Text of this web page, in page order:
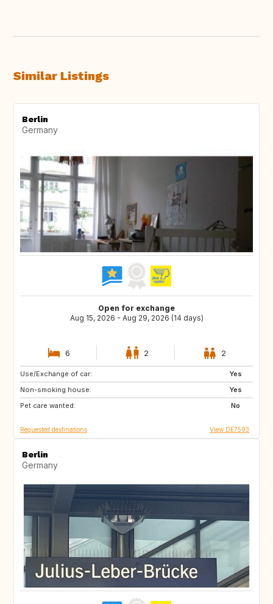
Similar Listings
Berlin
Germany
Open for exchange
Aug 15, 2026 - Aug 29, 2026 (14 days)
6 2 2
Use/Exchange of car:
Yes
Non-smoking house:
Yes
Pet care wanted:
No
NO
SE
Requested destinations View DE7593
Berlin
Germany